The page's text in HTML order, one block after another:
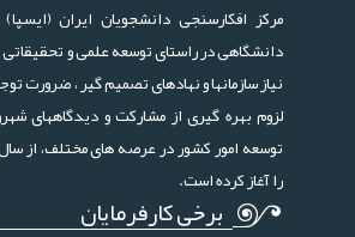
مرکز افکارسنجی دانشجویان ایران
دانشگاهی در راستای توسعه علمی و
نیاز سازمانها و نهادهای تصمیم گیر ، ضرورت
لزوم بهره گیری از مشارکت و دیدگاههای
را آغاز کرده است.
برخی کارفرمایان